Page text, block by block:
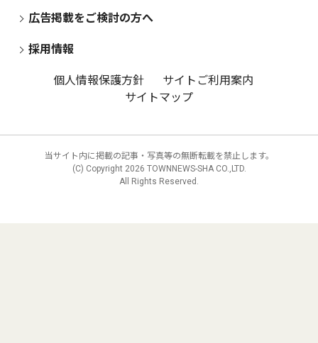
広告掲載をご検討の方へ
採用情報
個人情報保護方針
サイトご利用案内
サイトマップ
当サイト内に掲載の記事・写真等の無断転載を禁止します。
(C) Copyright 2026 TOWNNEWS-SHA CO.,LTD.
All Rights Reserved.